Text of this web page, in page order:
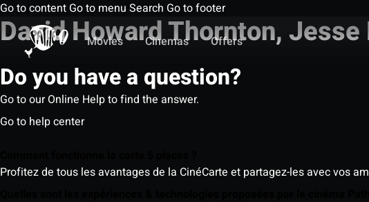
Go to content Go to menu Search Go to footer
Movies
Cinemas Offers
David Howard Thornton, Jesse
Do you have a question?
Go to our Online Help to find the answer.
Go to help center
Profitez de tous les avantages de la CinéCarte et partagez-les avec vos